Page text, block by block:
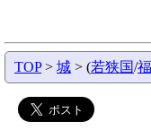
TOP> 城 > (若狭国/